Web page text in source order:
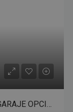
PARA ENTRAR A VIVIR CON GARAJE OPCIONAL EN ARCÁNGEL – bp02-00487